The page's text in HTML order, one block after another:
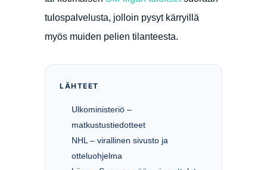
tulospalvelusta, jolloin pysyt kärryillä
myös muiden pelien tilanteesta.
LÄHTEET
Ulkoministeriö –
matkustustiedotteet
NHL – virallinen sivusto ja
otteluohjelma